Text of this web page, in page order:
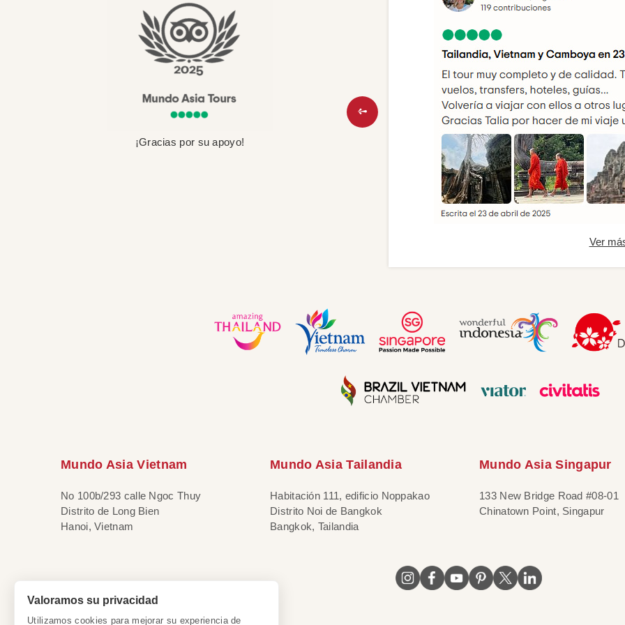
¡Gracias por su apoyo!
Ver
Mundo Asia Vietnam
No 100b/293 calle Ngoc Thuy
Distrito de Long Bien
Hanoi, Vietnam
Mundo Asia Tailandia
Habitación 111, edificio Noppakao
Distrito Noi de Bangkok
Bangkok, Tailandia
Mundo Asia Singapur
133 New Bridge Road #08-01
Chinatown Point, Singapur
Valoramos su privacidad
Utilizamos cookies para mejorar su experiencia de